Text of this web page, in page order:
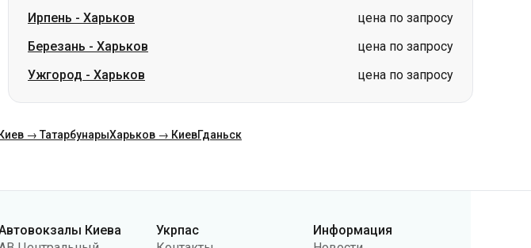
Киев → ТатарбунарыХарьков → Киев
АС Южная
АС Дарница
Политика
конфиденциальности
Возврат билетов
Карта сайта